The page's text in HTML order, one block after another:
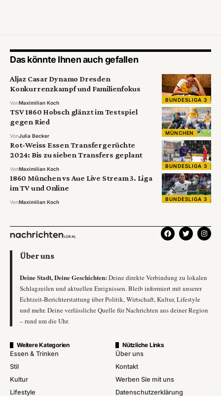
Das könnte Ihnen auch gefallen
BUNDESLIGA 3
Aljaz Casar Dynamo Dresden
Konkurrenzkampf und Familienfokus
VonMaximilian Koch
MÜNCHEN
TSV 1860 Hobsch glänzt im Testspiel
gegen Ried
VonJulia Becker
BUNDESLIGA 3
Rot-Weiss Essen Transfergerüchte
2024: Bis zu sieben Transfers geplant
VonMaximilian Koch
BUNDESLIGA 3
1860 München vs Aue Live Stream 3. Liga
im TV und Online
VonMaximilian Koch
Über uns
Deine Stadt, Deine Geschichten: Deine direkte Verbindung zu lokalen
Schlagzeilen und aktuellen Ereignissen. Bleib informiert mit unserer
Echtzeit-Berichterstattung über Politik, Wirtschaft, Kultur, Lifestyle
und mehr. Deine verlässliche Quelle für Nachrichten aus deiner Region
– rund um die Uhr.
Weitere Kategorien
Essen & Trinken
Stil
Kultur
Lifestyle
Nützliche Links
Über uns
Kontakt
Werben Sie mit uns
Datenschutzerklärung